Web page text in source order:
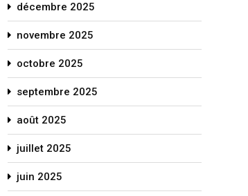
décembre 2025
novembre 2025
octobre 2025
septembre 2025
août 2025
juillet 2025
juin 2025